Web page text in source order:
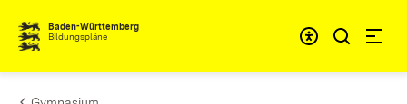
Zum Inhalt springen
Baden-Württemberg
Bildungspläne